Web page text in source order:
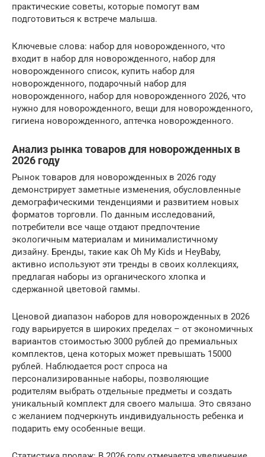
практические советы, которые помогут вам
подготовиться к встрече малыша.
Ключевые слова: набор для новорожденного, что
входит в набор для новорожденного, набор для
новорожденного список, купить набор для
новорожденного, подарочный набор для
новорожденного, набор для новорожденного 2026, что
нужно для новорожденного, вещи для новорожденного,
гигиена новорожденного, аптечка новорожденного.
Анализ рынка товаров для новорожденных в
2026 году
Рынок товаров для новорожденных в 2026 году
демонстрирует заметные изменения, обусловленные
демографическими тенденциями и развитием новых
форматов торговли. По данным исследований,
потребители все чаще отдают предпочтение
экологичным материалам и минималистичному
дизайну. Бренды, такие как Oh My Kids и HeyBaby,
активно используют эти тренды в своих коллекциях,
предлагая наборы из органического хлопка и
сдержанной цветовой гаммы.
Ценовой диапазон наборов для новорожденных в 2026
году варьируется в широких пределах – от экономичных
вариантов стоимостью 3000 рублей до премиальных
комплектов, цена которых может превышать 15000
рублей. Наблюдается рост спроса на
персонализированные наборы, позволяющие
родителям выбрать отдельные предметы и создать
уникальный комплект для своего малыша. Это связано
с желанием подчеркнуть индивидуальность ребенка и
подарить ему особенные вещи.